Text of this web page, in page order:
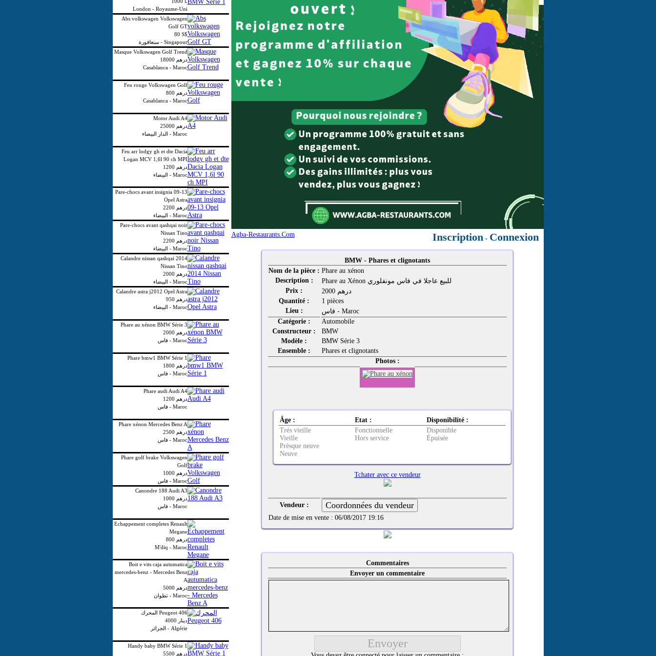
London - Royaume-Uni
Abs volkswagen Volkswagen
Golf GT
80 S$
سنغافورة - Singapour
Masque Volkswagen Golf Trend
18000 درهم
Casablanca - Maroc
Feu rouge Volkswagen Golf
800 درهم
Casablanca - Maroc
Motor Audi A4
25000 درهم
الدار البيضاء - Maroc
Feu arr lodgy gh et dte Dacia
Logan MCV 1,6l 90 ch MPI
1200 درهم
البيضاء - Maroc
Pare-chocs avant insignia 09-13
Opel Astra
2200 درهم
البيضاء - Maroc
Pare-chocs avant qashqai noir
Nissan Tino
2200 درهم
البيضاء - Maroc
Calandre nissan qashqai 2014
Nissan Tino
2000 درهم
البيضاء - Maroc
Calandre astra j2012 Opel Astra
950 درهم
البيضاء - Maroc
Phare au xénon BMW Série 3
2000 درهم
فاس - Maroc
Phare bmw1 BMW Série 1
1800 درهم
فاس - Maroc
Phare audi Audi A4
1200 درهم
فاس - Maroc
Phare xénon Mercedes Benz A
2500 درهم
فاس - Maroc
Phare golf brake Volkswagen
Golf
1000 درهم
فاس - Maroc
Canondre 188 Audi A3
1000 درهم
فاس - Maroc
Echappement completes Renault
Megane
800 درهم
M'diq - Maroc
Boit e vits caja autumatica
mercedes-benz - Mercedes Benz
A
5000 درهم
تطوان - Maroc
المحرك Peugeot 406
4000 دينار
الجزائر - Algérie
Handy baby BMW Série 1
5500 درهم
Agba-Restaurants.Com Inscription- Connexion
BMW - Phares et clignotants
Nom de la pièce : Phare au xénon
Description :
Phare au Xénon للبيع عاجلا في فاس مونفلوري
Prix :
2000 درهم
Quantité :
1 pièces
Lieu :
فاس - Maroc
Catégorie :
Automobile
Constructeur :
BMW
Modèle :
BMW Série 3
Ensemble :
Phares et clignotants
Photos :
Âge : Etat :
Disponibilité :
Trés vieille
Vieille
Prèsque neuve
Neuve
Fonctionnelle
Hors service
Disponible
Épuisée
Tchater avec ce vendeur
Vendeur :
Date de mise en vente : 06/08/2017 19:16
Commentaires
Envoyer un commentaire